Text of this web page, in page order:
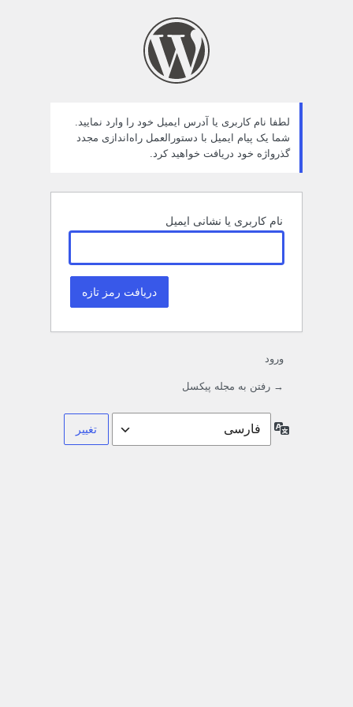
لطفا نام کاربری یا آدرس ایمیل خود را وارد نمایید.
شما یک پیام ایمیل با دستورالعمل راه‌اندازی مجدد
گذرواژه خود دریافت خواهید کرد.
نام کاربری یا نشانی ایمیل
ورود
→ رفتن به مجله پیکسل
زبان